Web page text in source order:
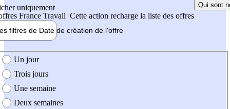
uniquement
France Travail Cette action recharge la liste des offres
Qui sont
filtres de Date de création de l'offre
création de l'offre
Un jour
Trois jours
Une semaine
Deux semaines